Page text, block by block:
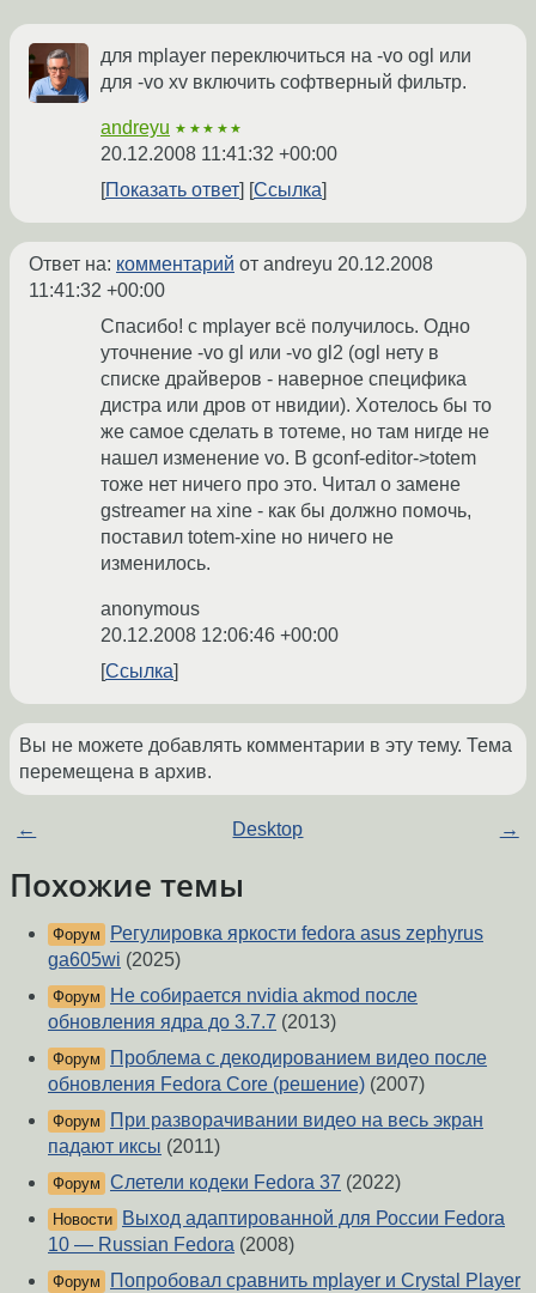
для mplayer переключиться на -vo ogl или
для -vo xv включить софтверный фильтр.
andreyu ★★★★★
20.12.2008 11:41:32 +00:00
Показать ответ
Ссылка
Ответ на: комментарий от andreyu 20.12.2008
11:41:32 +00:00
Спасибо! с mplayer всё получилось. Одно
уточнение -vo gl или -vo gl2 (ogl нету в
списке драйверов - наверное специфика
дистра или дров от нвидии). Хотелось бы то
же самое сделать в тотеме, но там нигде не
нашел изменение vo. В gconf-editor->totem
тоже нет ничего про это. Читал о замене
gstreamer на xine - как бы должно помочь,
поставил totem-xine но ничего не
изменилось.
anonymous
20.12.2008 12:06:46 +00:00
Ссылка
Вы не можете добавлять комментарии в эту тему. Тема
перемещена в архив.
← Desktop →
Похожие темы
Форум
Регулировка яркости fedora asus zephyrus
ga605wi (2025)
Форум
Не собирается nvidia akmod после
обновления ядра до 3.7.7 (2013)
Форум
Проблема с декодированием видео после
обновления Fedora Core (решение) (2007)
Форум
При разворачивании видео на весь экран
падают иксы (2011)
Форум Слетели кодеки Fedora 37 (2022)
Новости
Выход адаптированной для России Fedora
10 — Russian Fedora (2008)
Форум Попробовал сравнить mplayer и Crystal Player